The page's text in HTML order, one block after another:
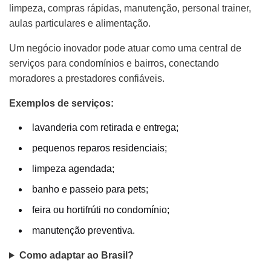
limpeza, compras rápidas, manutenção, personal trainer,
aulas particulares e alimentação.
Um negócio inovador pode atuar como uma central de
serviços para condomínios e bairros, conectando
moradores a prestadores confiáveis.
Exemplos de serviços:
lavanderia com retirada e entrega;
pequenos reparos residenciais;
limpeza agendada;
banho e passeio para pets;
feira ou hortifrúti no condomínio;
manutenção preventiva.
Como adaptar ao Brasil?